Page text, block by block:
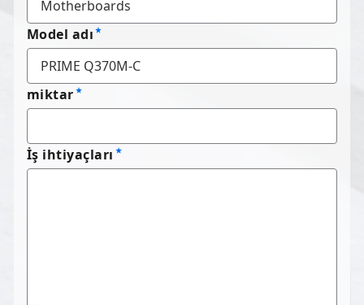
Model adı
miktar
İş ihtiyaçları